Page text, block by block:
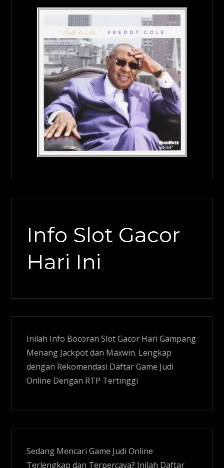
Info Slot Gacor
Hari Ini
Inilah Info BocoranSlot Gacor Hari Gampang
Menang Jackpot dan Maxwin. Lengkap
dengan Rekomendasi Daftar Game Judi
Online Dengan RTP Tertinggi
Sedang Mencari Game Judi Online
Terlengkap dan Terpercaya? Inilah Daftar